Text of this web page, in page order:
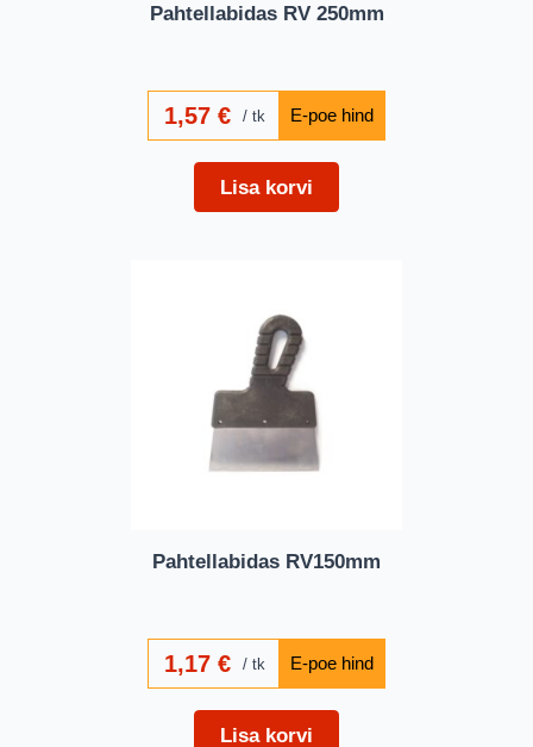
Pahtellabidas RV 250mm
1,57€ tk
Lisa korvi
Pahtellabidas RV150mm
1,17€ tk
Lisa korvi